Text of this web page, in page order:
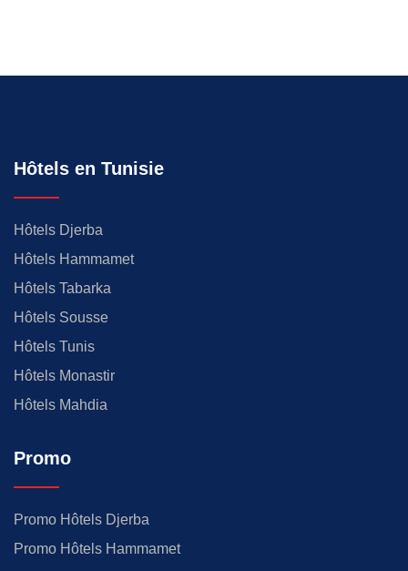
Hôtels en Tunisie
Hôtels Djerba
Hôtels Hammamet
Hôtels Tabarka
Hôtels Sousse
Hôtels Tunis
Hôtels Monastir
Hôtels Mahdia
Promo
Promo Hôtels Djerba
Promo Hôtels Hammamet